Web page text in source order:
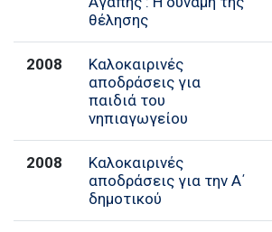
θέλησης
2008
Καλοκαιρινές
αποδράσεις για
παιδιά του
νηπιαγωγείου
2008
Καλοκαιρινές
αποδράσεις για την Α΄
δημοτικού